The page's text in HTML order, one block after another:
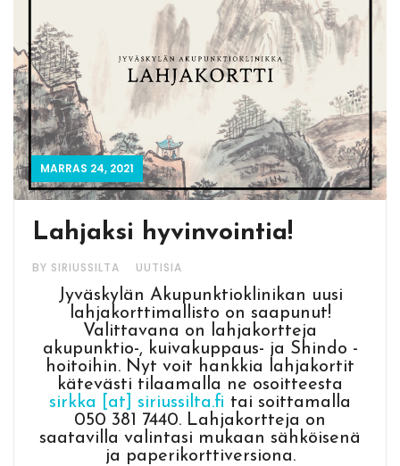
MARRAS 24, 2021
Lahjaksi hyvinvointia!
BY SIRIUSSILTA UUTISIA
Jyväskylän Akupunktioklinikan uusi
lahjakorttimallisto on saapunut!
Valittavana on lahjakortteja
akupunktio-, kuivakuppaus- ja Shindo -
hoitoihin. Nyt voit hankkia lahjakortit
kätevästi tilaamalla ne osoitteesta
sirkka [at] siriussilta.fi tai soittamalla
050 381 7440. Lahjakortteja on
saatavilla valintasi mukaan sähköisenä
ja paperikorttiversiona.